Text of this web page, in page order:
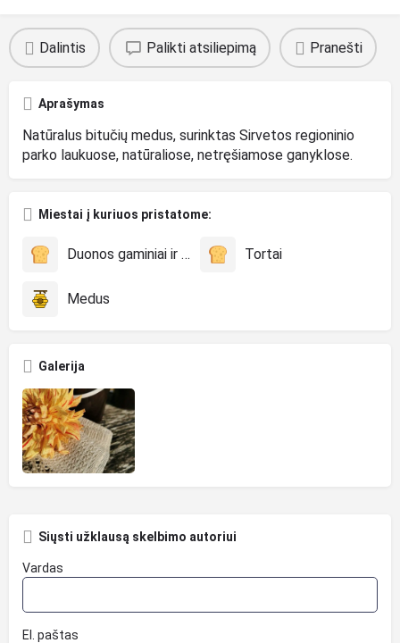
Dalintis Palikti atsiliepimą Pranešti
Aprašymas
Natūralus bitučių medus, surinktas Sirvetos regioninio
parko laukuose, natūraliose, netręšiamose ganyklose.
Miestai į kuriuos pristatome:
Duonos gaminiai ir konditerija Tortai
Medus
Galerija
Siųsti užklausą skelbimo autoriui
Vardas
El. paštas